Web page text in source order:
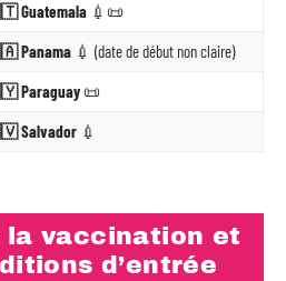
Guatemala 💉📜
Panama 💉 (date de début non claire)
Paraguay 📜
Salvador 💉
la vaccination et
d’entrée